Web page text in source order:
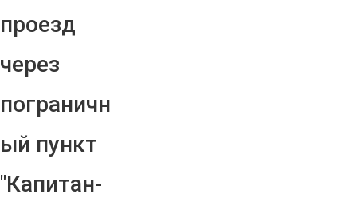
проезд
через
пограничн
ый пункт
"Капитан-